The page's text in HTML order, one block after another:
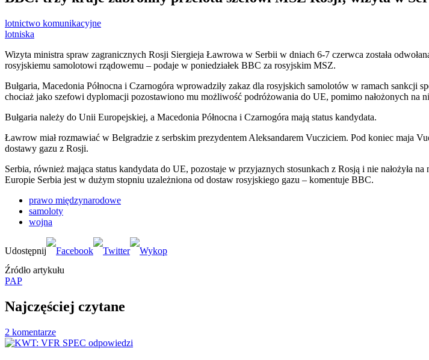
lotnictwo komunikacyjne
lotniska
Wizyta ministra spraw zagranicznych Rosji Siergieja Ławrowa w Serbii w dniach 6-7 czerwca została
rosyjskiemu samolotowi rządowemu – podaje w poniedziałek BBC za rosyjskim MSZ.
Bułgaria, Macedonia Północna i Czarnogóra wprowadziły zakaz dla rosyjskich samolotów w ramach
chociaż jako szefowi dyplomacji pozostawiono mu możliwość podróżowania do UE, pomimo nałożonych na
Bułgaria należy do Unii Europejskiej, a Macedonia Północna i Czarnogóra mają status kandydata.
Ławrow miał rozmawiać w Belgradzie z serbskim prezydentem Aleksandarem Vucziciem. Pod koniec maja
dostawy gazu z Rosji.
Serbia, również mająca status kandydata do UE, pozostaje w przyjaznych stosunkach z Rosją i nie
Europie Serbia jest w dużym stopniu uzależniona od dostaw rosyjskiego gazu – komentuje BBC.
prawo międzynarodowe
samoloty
wojna
Źródło artykułu
PAP
Najczęściej czytane
2 komentarze